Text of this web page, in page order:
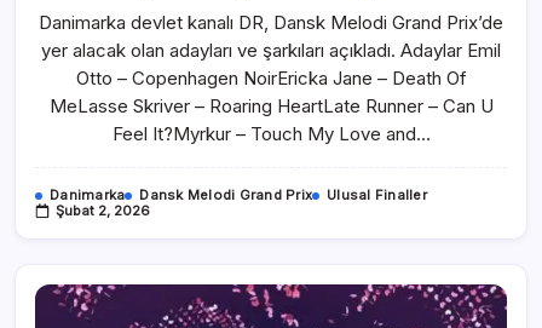
Danimarka devlet kanalı DR, Dansk Melodi Grand Prix’de
yer alacak olan adayları ve şarkıları açıkladı. Adaylar Emil
Otto – Copenhagen NoirEricka Jane – Death Of
MeLasse Skriver – Roaring HeartLate Runner – Can U
Feel It?Myrkur – Touch My Love and…
Danimarka Dansk Melodi Grand Prix
Ulusal Finaller
Şubat 2, 2026